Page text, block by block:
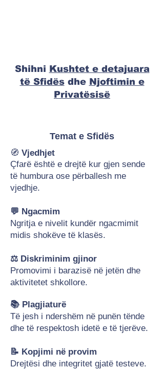
Shihni Kushtet e detajuara
të Sfidësdhe Njoftimin e
Privatësisë
Temat e Sfidës
🧭 Vjedhjet
Çfarë është e drejtë kur gjen sende
të humbura ose përballesh me
vjedhje.
💬 Ngacmim
Ngritja e nivelit kundër ngacmimit
midis shokëve të klasës.
⚖️ Diskriminim gjinor
Promovimi i barazisë në jetën dhe
aktivitetet shkollore.
📚 Plagjiaturë
Të jesh i ndershëm në punën tënde
dhe të respektosh idetë e të tjerëve.
📝 Kopjimi në provim
Drejtësi dhe integritet gjatë testeve.